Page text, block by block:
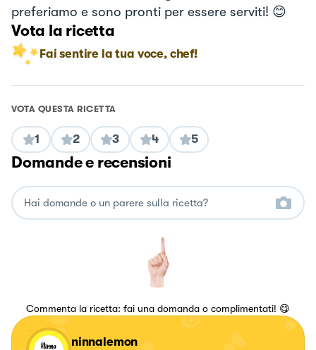
preferiamo e sono pronti per essere serviti! 😊
Vota la ricetta
Fai sentire la tua voce, chef!
VOTA QUESTA RICETTA
1 2 3 4 5
Domande e recensioni
Commenta la ricetta: fai una domanda o complimentati! 😋
ninnalemon